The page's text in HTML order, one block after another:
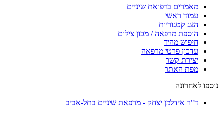
מאמרים ברפואת שיניים
עמוד ראשי
הצג קטגוריות
הוספת מרפאה / מכון צילום
חיפוש מהיר
עדכון פרטי מרפאה
יצירת קשר
מפת האתר
נוספו לאחרונה
ד"ר אידלמן יצחק - מרפאת שיניים בתל-אביב